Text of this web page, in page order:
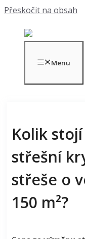
Přeskočit na obsah
Menu
Kolik
střešní
střeše o
150 m²?